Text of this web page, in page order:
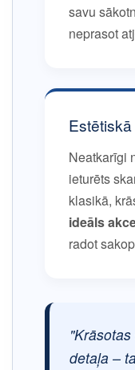
savu
neprasot
Neatkarīgi
ieturēts
klasikā,
ideāls
radot
detaļa –